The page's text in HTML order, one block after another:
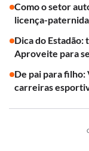
Como o setor
licença-
Dica do Estadão:
Aproveite para
De pai para filho:
carreiras